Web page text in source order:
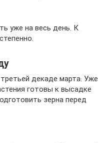
уже на весь день. К
декаде марта. Уже
готовы к высадке
зерна перед